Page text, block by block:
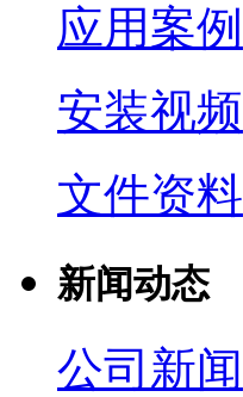
应用案例
安装视频
文件资料
新闻动态
公司新闻